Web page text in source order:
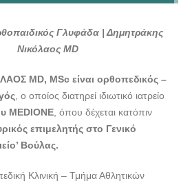
Γλυφάδα Δημητράκης
Γλυφάδα | Δημητράκης
Νικόλαος MD
MD, MSc είναι ορθοπεδικός –
, ο οποίος διατηρεί ιδιωτικό ιατρείο
MEDIONE , όπου δέχεται κατόπιν
επιμελητής στο Γενικό
Βούλας.
Κλινική – Τμήμα Αθλητικών